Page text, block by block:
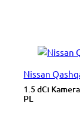
Nissan
1.5 dCi
PL